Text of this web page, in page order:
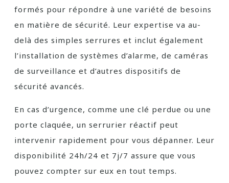
formés pour répondre à une variété de besoins
en matière de sécurité. Leur expertise va au-
delà des simples serrures et inclut également
l’installation de systèmes d’alarme, de caméras
de surveillance et d’autres dispositifs de
sécurité avancés.
En cas d’urgence, comme une clé perdue ou une
porte claquée, un serrurier réactif peut
intervenir rapidement pour vous dépanner. Leur
disponibilité 24h/24 et 7j/7 assure que vous
pouvez compter sur eux en tout temps.